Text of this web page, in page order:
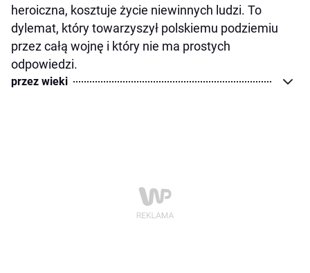
heroiczna, kosztuje życie niewinnych ludzi. To
dylemat, który towarzyszył polskiemu podziemiu
przez całą wojnę i który nie ma prostych
odpowiedzi.
przez wieki